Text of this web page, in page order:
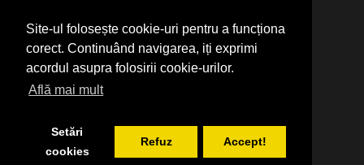
Site-ul folosește cookie-uri pentru a funcționa
corect. Continuând navigarea, iți exprimi
acordul asupra folosirii cookie-urilor.
Află mai mult
Setări
cookies
Refuz Accept!